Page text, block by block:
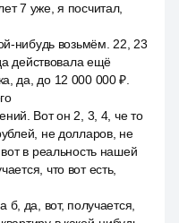
7 уже, я посчитал,
нибудь возьмём. 22, 23
действовала ещё
да, до 12 000 000 ₽.
Вот он 2, 3, 4, че то
не долларов, не
в реальность нашей
что вот есть,
да, вот, получается,